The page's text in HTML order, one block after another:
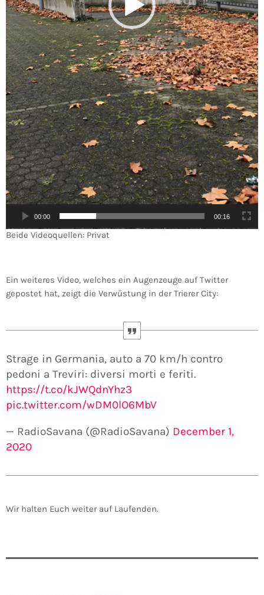
00:00 00:16
Beide Videoquellen: Privat
Ein weiteres Video, welches ein Augenzeuge auf Twitter
gepostet hat, zeigt die Verwüstung in der Trierer City:
Strage in Germania, auto a 70 km/h contro
pedoni a Treviri: diversi morti e feriti.
https://t.co/kJWQdnYhz3
pic.twitter.com/wDM0lO6MbV
— RadioSavana (@RadioSavana) December 1,
2020
Wir halten Euch weiter auf Laufenden.